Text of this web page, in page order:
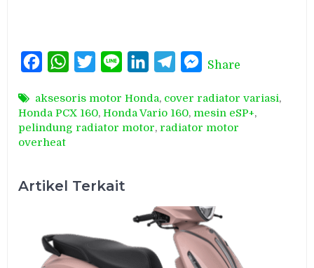
FacebookWhatsAppTwitterLine LinkedInTelegramMessenger
Share
aksesoris motor Honda, cover radiator variasi,
Honda PCX 160,Honda Vario 160, mesin eSP+,
pelindung radiator motor, radiator motor
overheat
Artikel Terkait